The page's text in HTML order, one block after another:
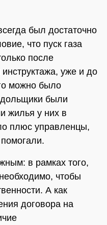
был достаточно
что пуск газа
после
уже и до
можно было
дольщики были
жилья у них в
плюс управленцы,
в рамках того,
чтобы
А как
договора на